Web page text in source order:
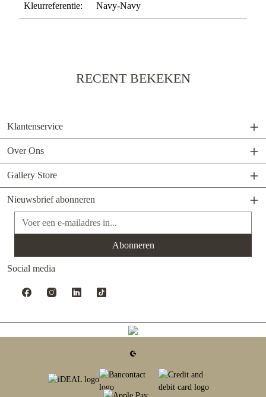
Kleurreferentie: Navy-Navy
RECENT BEKEKEN
Klantenservice
Over Ons
Gallery Store
Nieuwsbrief abonneren
E-mailadres*
Abonneren
Social media